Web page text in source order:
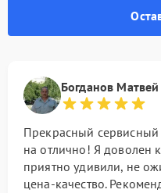
Богданов Матвей
Прекрасный сервисный
на отлично! Я доволен
приятно удивили, не
цена-качество.